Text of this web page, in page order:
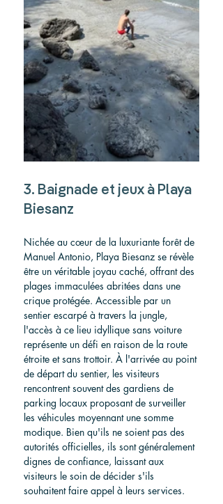
3. Baignade et jeux à Playa
Biesanz
Nichée au cœur de la luxuriante forêt de
Manuel Antonio, Playa Biesanz se révèle
être un véritable joyau caché, offrant des
plages immaculées abritées dans une
crique protégée. Accessible par un
sentier escarpé à travers la jungle,
l'accès à ce lieu idyllique sans voiture
représente un défi en raison de la route
étroite et sans trottoir. À l'arrivée au point
de départ du sentier, les visiteurs
rencontrent souvent des gardiens de
parking locaux proposant de surveiller
les véhicules moyennant une somme
modique. Bien qu'ils ne soient pas des
autorités officielles, ils sont généralement
dignes de confiance, laissant aux
visiteurs le soin de décider s'ils
souhaitent faire appel à leurs services.